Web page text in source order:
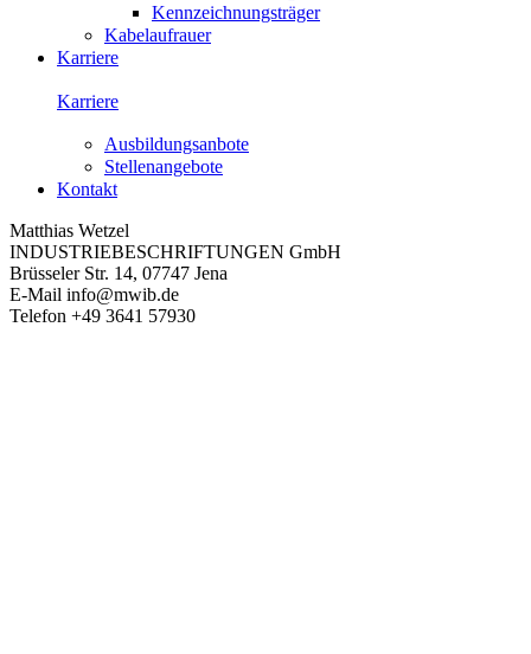
Kennzeichnungsträger
Kabelaufrauer
Karriere
Karriere
Ausbildungsanbote
Stellenangebote
Kontakt
Matthias Wetzel
INDUSTRIEBESCHRIFTUNGEN GmbH
Brüsseler Str. 14, 07747 Jena
E-Mail info@mwib.de
Telefon +49 3641 57930